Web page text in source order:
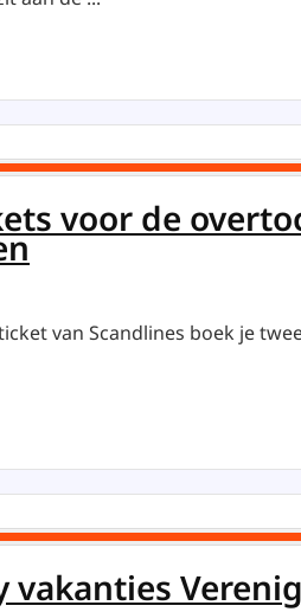
voor de
van Scandlines boek je
vakanties